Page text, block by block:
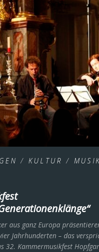
/ KULTUR /
aus ganz Europa
Jahrhunderten – das
32. Kammermusikfest